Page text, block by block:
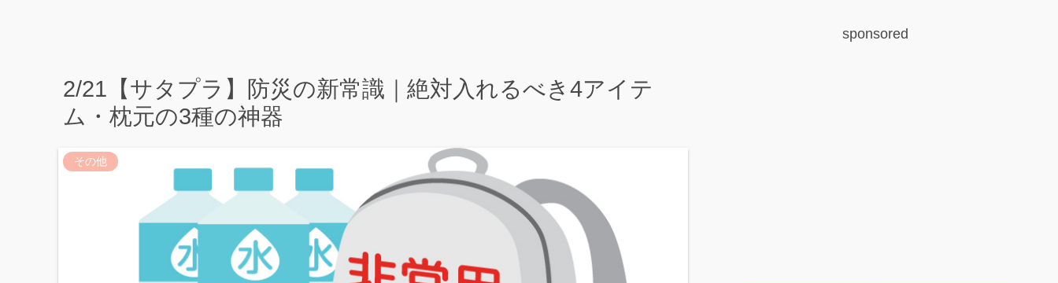
2/21【サタプラ】防災の新常識｜絶対入れるべき4アイテ
ム・枕元の3種の神器
その他
sponsored